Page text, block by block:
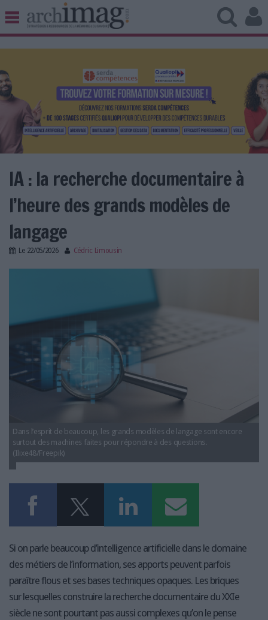
BIBLIOTHÈQUE ÉDITION
UNIVERS DATA
TRAVAIL COLLABORATIF
VIE NUMÉRIQUE
NUMÉRIQUE RESPONSABLE
LES NEWSLETTERS
LE MAGAZINE
L'AGENDA
L'ANNUAIRE DES ACTEURS
LES LIVRES BLANCS
LES SUPPLÉMENTS
NOS OFFRES D'ABONNEMENTS
IA : la recherche documentaire à
l’heure des grands modèles de
langage
Le 22/05/2026 Cédric Limousin
Dans l’esprit de beaucoup, les grands modèles de langage sont encore
surtout des machines faites pour répondre à des questions.
(Ilixe48/Freepik)
Si on parle beaucoup d’intelligence artificielle dans le domaine
des métiers de l’information, ses apports peuvent parfois
paraître flous et ses bases techniques opaques. Les briques
sur lesquelles construire la recherche documentaire du XXIe
siècle ne sont pourtant pas aussi complexes qu’on le pense